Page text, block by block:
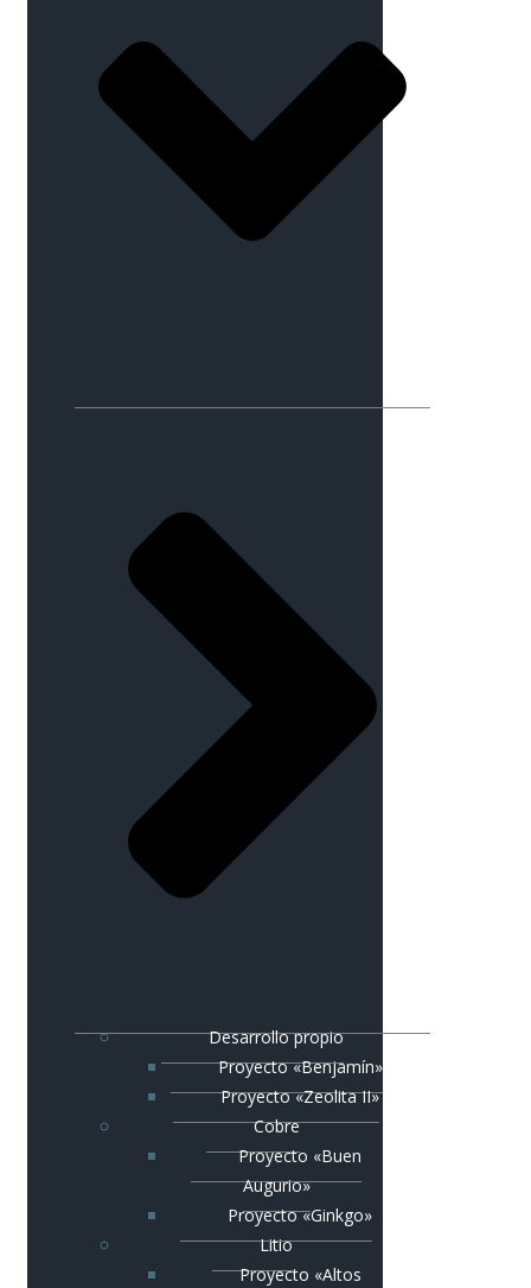
Desarrollo propio
Proyecto «Benjamín»
Proyecto «Zeolita II»
Cobre
Proyecto «Buen
Augurio»
Proyecto «Ginkgo»
Litio
Proyecto «Altos